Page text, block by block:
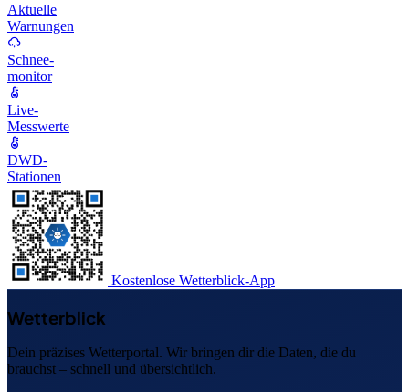
Aktuelle
Warnungen
Schnee-
monitor
Live-
Messwerte
DWD-
Stationen
Kostenlose Wetterblick-App
Wetterblick
Dein präzises Wetterportal. Wir bringen dir die Daten, die du
brauchst – schnell und übersichtlich.